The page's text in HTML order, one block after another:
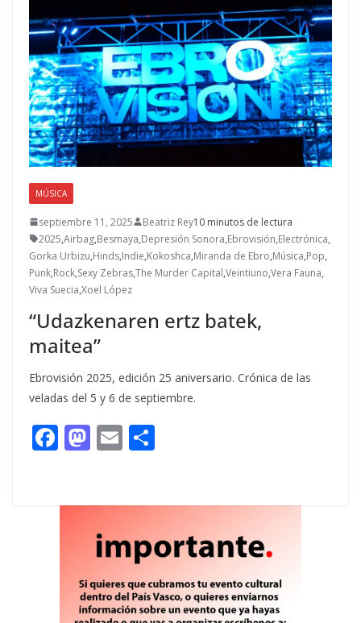
MÚSICA
septiembre 11, 2025 Beatriz Rey10 minutos de lectura
2025,Airbag,Besmaya,Depresión Sonora,Ebrovisión,Electrónica,
Gorka Urbizu,Hinds,Indie,Kokoshca,Miranda de Ebro,Música,Pop,
Punk,Rock,Sexy Zebras,The Murder Capital,Veintiuno,Vera Fauna,
Viva Suecia,Xoel López
“Udazkenaren ertz batek,
maitea”
Ebrovisión 2025, edición 25 aniversario. Crónica de las
veladas del 5 y 6 de septiembre.
F
b
M
d
o
n
E
l p
ar
ti
r